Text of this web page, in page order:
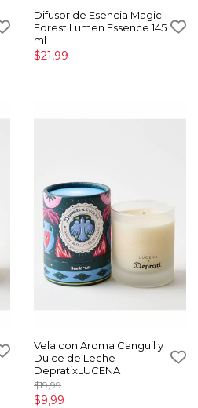
Difusor de Esencia Magic
Forest Lumen Essence 145
ml
$21,99
Vela con Aroma Canguil y
Dulce de Leche
DepratixLUCENA
$19,99
$9,99